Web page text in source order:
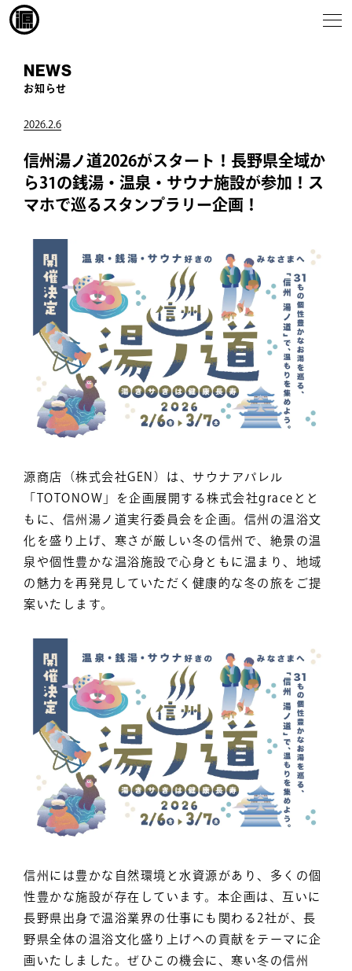
NEWS
お知らせ
2026.2.6
信州湯ノ道2026がスタート！長野県全域か
ら31の銭湯・温泉・サウナ施設が参加！ス
マホで巡るスタンプラリー企画！
源商店（株式会社GEN）は、サウナアパレル
「TOTONOW」を企画展開する株式会社graceとと
もに、信州湯ノ道実行委員会を企画。信州の温浴文
化を盛り上げ、寒さが厳しい冬の信州で、絶景の温
泉や個性豊かな温浴施設で心身ともに温まり、地域
の魅力を再発見していただく健康的な冬の旅をご提
案いたします。
信州には豊かな自然環境と水資源があり、多くの個
性豊かな施設が存在しています。本企画は、互いに
長野県出身で温浴業界の仕事にも関わる2社が、長
野県全体の温浴文化盛り上げへの貢献をテーマに企
画いたしました。ぜひこの機会に、寒い冬の信州